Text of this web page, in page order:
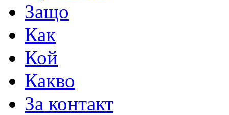
Защо
Как
Кой
Какво
За контакт